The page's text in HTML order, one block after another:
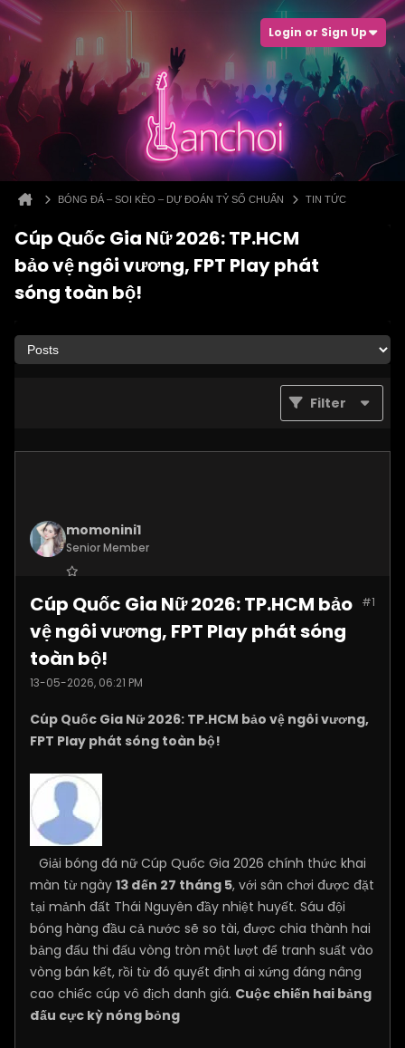
Login or Sign Up
BÓNG ĐÁ – SOI KÈO – DỰ ĐOÁN TỶ SỐ CHUẨN TIN TỨC
Cúp Quốc Gia Nữ 2026: TP.HCM
bảo vệ ngôi vương, FPT Play phát
sóng toàn bộ!
Filter
momonini1
Senior Member
Posts:5399 #1
Cúp Quốc Gia Nữ 2026: TP.HCM bảo
vệ ngôi vương, FPT Play phát sóng
toàn bộ!
13-05-2026, 06:21 PM
Cúp Quốc Gia Nữ 2026: TP.HCM bảo vệ ngôi vương,
FPT Play phát sóng toàn bộ!
Giải bóng đá nữ Cúp Quốc Gia 2026 chính thức khai
màn từ ngày 13 đến 27 tháng 5, với sân chơi được đặt
tại mảnh đất Thái Nguyên đầy nhiệt huyết. Sáu đội
bóng hàng đầu cả nước sẽ so tài, được chia thành hai
bảng đấu thi đấu vòng tròn một lượt để tranh suất vào
vòng bán kết, rồi từ đó quyết định ai xứng đáng nâng
cao chiếc cúp vô địch danh giá. Cuộc chiến hai bảng
đấu cực kỳ nóng bỏng